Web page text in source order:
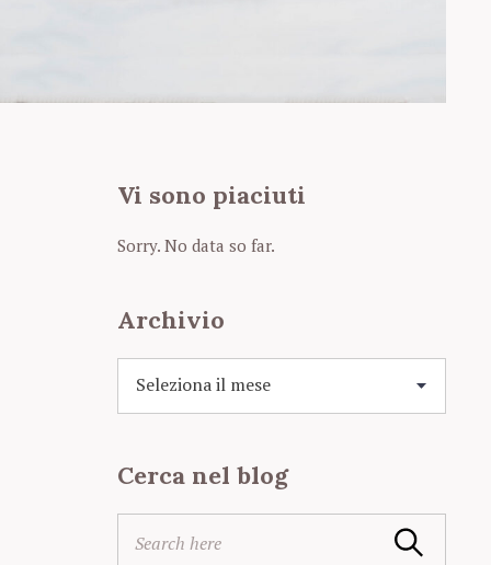
Vi sono piaciuti
Sorry. No data so far.
Archivio
c
i
i
Cerca nel blog
Search